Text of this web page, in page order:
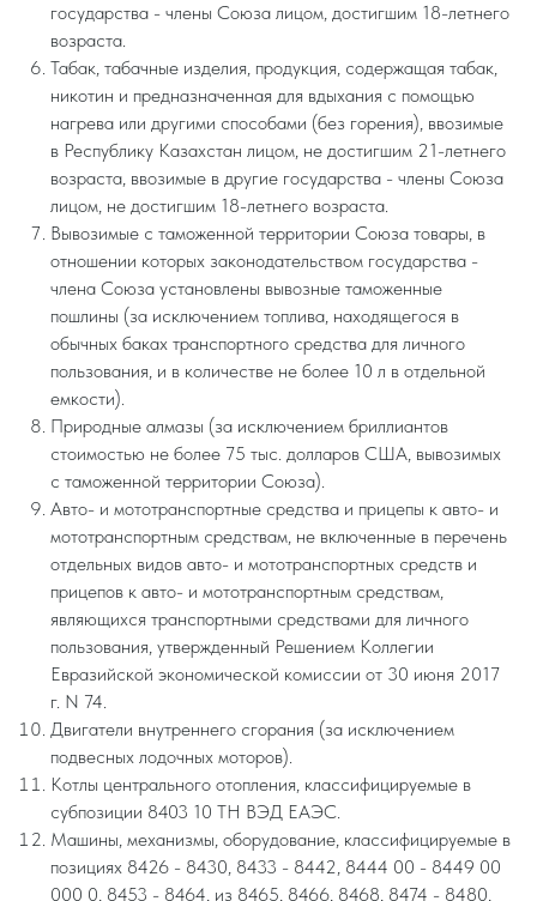
государства - члены Союза лицом, достигшим 18-летнего
возраста.
Табак, табачные изделия, продукция, содержащая табак,
никотин и предназначенная для вдыхания с помощью
нагрева или другими способами (без горения), ввозимые
в Республику Казахстан лицом, не достигшим 21-летнего
возраста, ввозимые в другие государства - члены Союза
лицом, не достигшим 18-летнего возраста.
Вывозимые с таможенной территории Союза товары, в
отношении которых законодательством государства -
члена Союза установлены вывозные таможенные
пошлины (за исключением топлива, находящегося в
обычных баках транспортного средства для личного
пользования, и в количестве не более 10 л в отдельной
емкости).
Природные алмазы (за исключением бриллиантов
стоимостью не более 75 тыс. долларов США, вывозимых
с таможенной территории Союза).
Авто- и мототранспортные средства и прицепы к авто- и
мототранспортным средствам, не включенные в перечень
отдельных видов авто- и мототранспортных средств и
прицепов к авто- и мототранспортным средствам,
являющихся транспортными средствами для личного
пользования, утвержденный Решением Коллегии
Евразийской экономической комиссии от 30 июня 2017
г. N 74.
Двигатели внутреннего сгорания (за исключением
подвесных лодочных моторов).
Котлы центрального отопления, классифицируемые в
субпозиции 8403 10 ТН ВЭД ЕАЭС.
Машины, механизмы, оборудование, классифицируемые в
позициях 8426 - 8430, 8433 - 8442, 8444 00 - 8449 00
000 0, 8453 - 8464, из 8465, 8466, 8468, 8474 - 8480,